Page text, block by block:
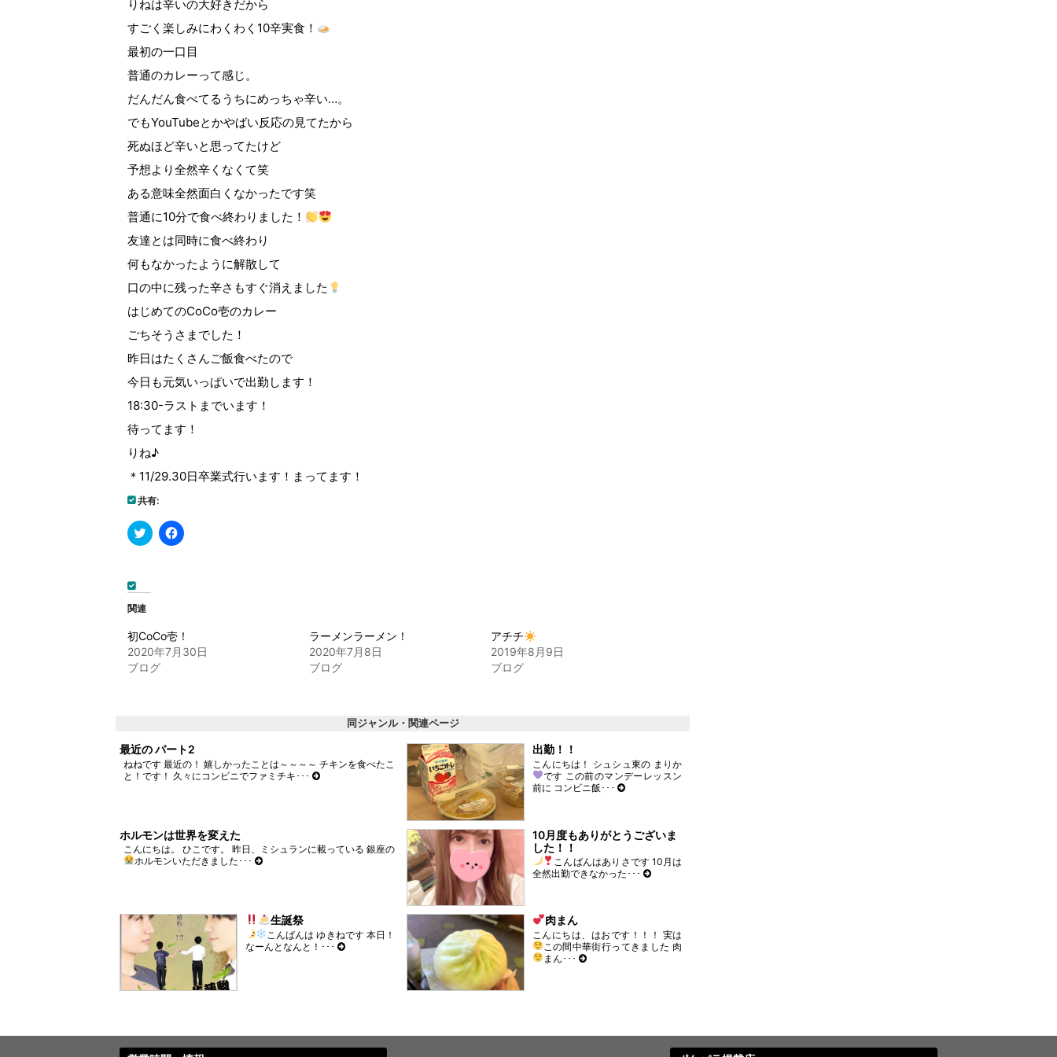
りねは辛いの大好きだから
すごく楽しみにわくわく10辛実食！
最初の一口目
普通のカレーって感じ。
だんだん食べてるうちにめっちゃ辛い…。
でもYouTubeとかやばい反応の見てたから
死ぬほど辛いと思ってたけど
予想より全然辛くなくて笑
ある意味全然面白くなかったです笑
普通に10分で食べ終わりました！
友達とは同時に食べ終わり
何もなかったように解散して
口の中に残った辛さもすぐ消えました
はじめてのCoCo壱のカレー
ごちそうさまでした！
昨日はたくさんご飯食べたので
今日も元気いっぱいで出勤します！
18:30-ラストまでいます！
待ってます！
りね♪
＊11/29.30日卒業式行います！まってます！
共有:
ク
リ
Twitter
(新
し
い
ウ
ィ
ま
す)
Facebook
で
ッ
ク
し
ウ
ィ
ン
ド
ま
す)
関連
初CoCo壱！
2020年7月30日
ブログ
ラーメンラーメン！
2020年7月8日
ブログ
アチチ
2019年8月9日
ブログ
同ジャンル・関連ページ
最近の パート2
ねねです 最近の！ 嬉しかったことは～～～～ チキンを食べたこ
と！です！ 久々にコンビニでファミチキ･･･
出勤！！
こんにちは！ シュシュ東の まりか
です この前のマンデーレッスン
前に コンビニ飯･･･
ホルモンは世界を変えた
こんにちは。 ひこです。 昨日、ミシュランに載っている 銀座の
ホルモンいただきました ･･･
10月度もありがとうございま
した！！
こんばんはありさです 10月は
全然出勤できなかった･･･
生誕祭
こんばんは ゆきねです本日！
なーんとなんと！･･･
肉まん
こんにちは、はおです！！！ 実は
この間中華街行ってきました 肉
まん ･･･